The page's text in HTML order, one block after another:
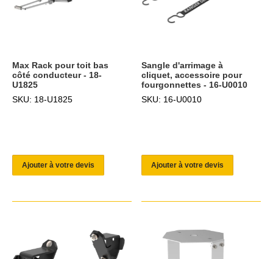
Max Rack pour toit bas
côté conducteur - 18-
U1825
SKU: 18-U1825
Ajouter à votre devis
Sangle d'arrimage à
cliquet, accessoire pour
fourgonnettes - 16-U0010
SKU: 16-U0010
Ajouter à votre devis